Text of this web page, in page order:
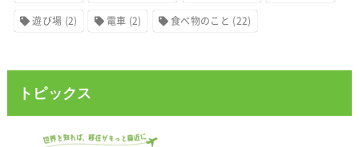
遊び場 (2) 電車 (2) 食べ物のこと (22)
トピックス